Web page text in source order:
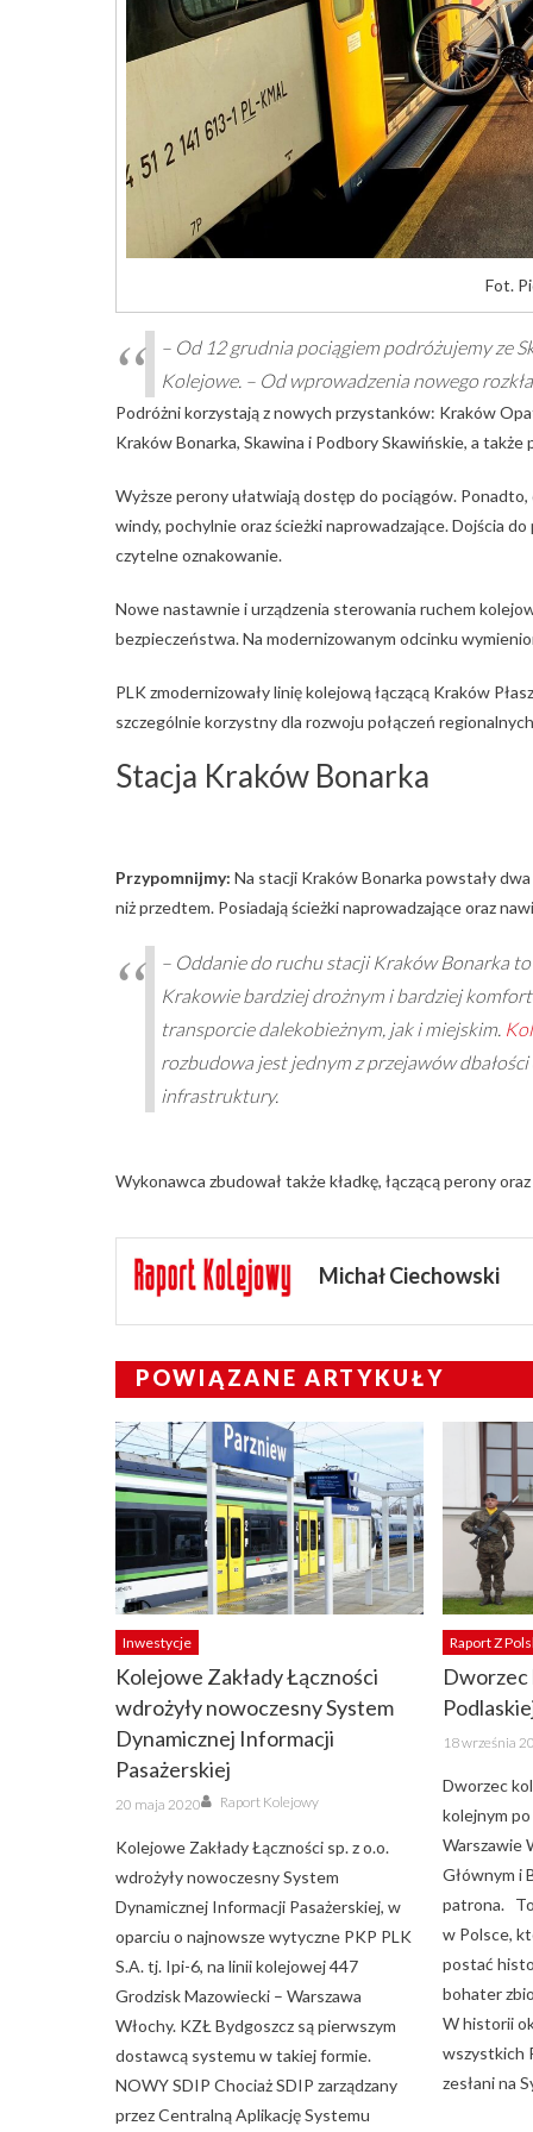
Fot.
– Od 12 grudnia pociągiem podróżujemy ze
Kolejowe. – Od wprowadzenia nowego
Podróżni korzystają z nowych przystanków: Kraków
Kraków Bonarka, Skawina i Podbory Skawińskie, a
Wyższe perony ułatwiają dostęp do pociągów.
windy, pochylnie oraz ścieżki naprowadzające. Dojścia
czytelne oznakowanie.
Nowe nastawnie i urządzenia sterowania ruchem
bezpieczeństwa. Na modernizowanym odcinku
PLK zmodernizowały linię kolejową łączącą Kraków
szczególnie korzystny dla rozwoju połączeń
Stacja Kraków Bonarka
Przypomnijmy: Na stacji Kraków Bonarka powstały
niż przedtem. Posiadają ścieżki naprowadzające oraz
– Oddanie do ruchu stacji Kraków Bonarka
Krakowie bardziej drożnym i bardziej
transporcie dalekobieżnym, jak i miejskim.
rozbudowa jest jednym z przejawów
infrastruktury.
Wykonawca zbudował także kładkę, łączącą perony
Michał Ciechowski
POWIĄZANE ARTYKUŁY
Inwestycje
Kolejowe Zakłady Łączności
wdrożyły nowoczesny System
Dynamicznej Informacji
Pasażerskiej
Posted
on
20 maja 2020 Author
Raport Kolejowy
Kolejowe Zakłady Łączności sp. z o.o.
wdrożyły nowoczesny System
Dynamicznej Informacji Pasażerskiej, w
oparciu o najnowsze wytyczne PKP PLK
S.A. tj. Ipi-6, na linii kolejowej 447
Grodzisk Mazowiecki – Warszawa
Włochy. KZŁ Bydgoszcz są pierwszym
dostawcą systemu w takiej formie.
NOWY SDIP Chociaż SDIP zarządzany
przez Centralną Aplikację Systemu
Raport Z
Dworzec
Posted
on
18 września
Dworzec
kolejnym
Warszawie
Głównym i
patrona.
w Polsce,
postać
bohater
W historii
wszystkich
zesłani na